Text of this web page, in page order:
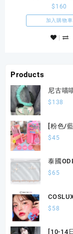
60cm長直髮自帶
克力棕
$ 160
加入購物車
Products
尼古喵
$ 138
[粉色/
$45
泰國
$65
脂
$ 58
[10-14